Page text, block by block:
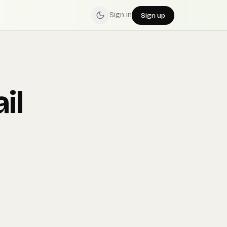
Sign in Sign up